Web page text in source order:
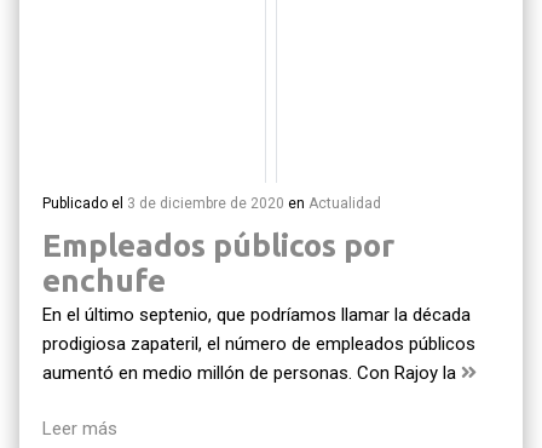
Publicado el 3 de diciembre de 2020 en Actualidad
Empleados públicos por
enchufe
En el último septenio, que podríamos llamar la década
prodigiosa zapateril, el número de empleados públicos
aumentó en medio millón de personas. Con Rajoy la
Leer más